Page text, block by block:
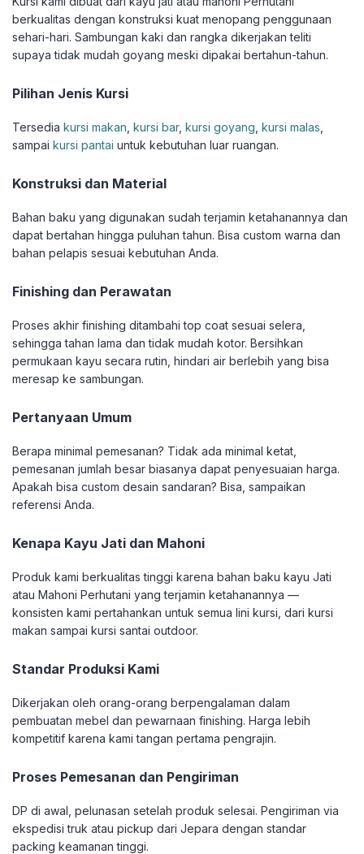
berkualitas dengan konstruksi kuat menopang penggunaan
sehari-hari. Sambungan kaki dan rangka dikerjakan teliti
supaya tidak mudah goyang meski dipakai bertahun-tahun.
Pilihan Jenis Kursi
Tersedia kursi makan kursi bar, kursi goyang kursi malas
sampai kursi pantai untuk kebutuhan luar ruangan.
Konstruksi dan Material
Bahan baku yang digunakan sudah terjamin ketahanannya dan
dapat bertahan hingga puluhan tahun. Bisa custom warna dan
bahan pelapis sesuai kebutuhan Anda.
Finishing dan Perawatan
Proses akhir finishing ditambahi top coat sesuai selera,
sehingga tahan lama dan tidak mudah kotor. Bersihkan
permukaan kayu secara rutin, hindari air berlebih yang bisa
meresap ke sambungan.
Pertanyaan Umum
Berapa minimal pemesanan? Tidak ada minimal ketat,
pemesanan jumlah besar biasanya dapat penyesuaian harga.
Apakah bisa custom desain sandaran? Bisa, sampaikan
referensi Anda.
Kenapa Kayu Jati dan Mahoni
Produk kami berkualitas tinggi karena bahan baku kayu Jati
atau Mahoni Perhutani yang terjamin ketahanannya —
konsisten kami pertahankan untuk semua lini kursi, dari kursi
makan sampai kursi santai outdoor.
Standar Produksi Kami
Dikerjakan oleh orang-orang berpengalaman dalam
pembuatan mebel dan pewarnaan finishing. Harga lebih
kompetitif karena kami tangan pertama pengrajin.
Proses Pemesanan dan Pengiriman
DP di awal, pelunasan setelah produk selesai. Pengiriman via
ekspedisi truk atau pickup dari Jepara dengan standar
packing keamanan tinggi.